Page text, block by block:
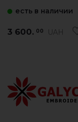
есть в наличии
3 600. 00 UAH